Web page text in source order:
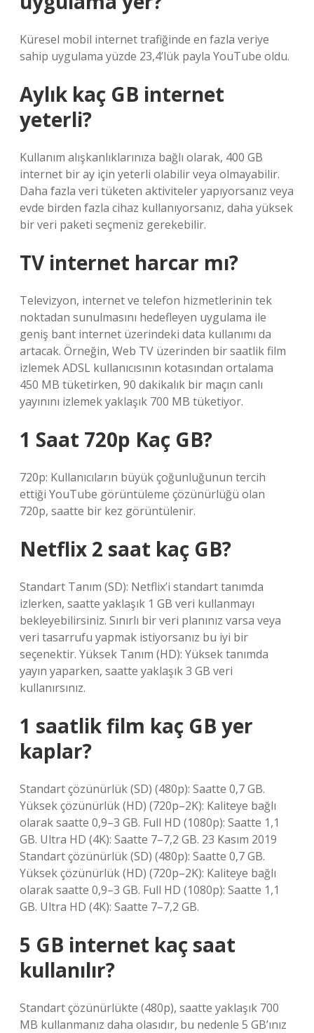
Küresel mobil internet trafiğinde en fazla veriye
sahip uygulama yüzde 23,4’lük payla YouTube oldu.
Aylık kaç GB internet
yeterli?
Kullanım alışkanlıklarınıza bağlı olarak, 400 GB
internet bir ay için yeterli olabilir veya olmayabilir.
Daha fazla veri tüketen aktiviteler yapıyorsanız veya
evde birden fazla cihaz kullanıyorsanız, daha yüksek
bir veri paketi seçmeniz gerekebilir.
TV internet harcar mı?
Televizyon, internet ve telefon hizmetlerinin tek
noktadan sunulmasını hedefleyen uygulama ile
geniş bant internet üzerindeki data kullanımı da
artacak. Örneğin, Web TV üzerinden bir saatlik film
izlemek ADSL kullanıcısının kotasından ortalama
450 MB tüketirken, 90 dakikalık bir maçın canlı
yayınını izlemek yaklaşık 700 MB tüketiyor.
1 Saat 720p Kaç GB?
720p: Kullanıcıların büyük çoğunluğunun tercih
ettiği YouTube görüntüleme çözünürlüğü olan
720p, saatte bir kez görüntülenir.
Netflix 2 saat kaç GB?
Standart Tanım (SD): Netflix’i standart tanımda
izlerken, saatte yaklaşık 1 GB veri kullanmayı
bekleyebilirsiniz. Sınırlı bir veri planınız varsa veya
veri tasarrufu yapmak istiyorsanız bu iyi bir
seçenektir. Yüksek Tanım (HD): Yüksek tanımda
yayın yaparken, saatte yaklaşık 3 GB veri
kullanırsınız.
1 saatlik film kaç GB yer
kaplar?
Standart çözünürlük (SD) (480p): Saatte 0,7 GB.
Yüksek çözünürlük (HD) (720p–2K): Kaliteye bağlı
olarak saatte 0,9–3 GB. Full HD (1080p): Saatte 1,1
GB. Ultra HD (4K): Saatte 7–7,2 GB. 23 Kasım 2019
Standart çözünürlük (SD) (480p): Saatte 0,7 GB.
Yüksek çözünürlük (HD) (720p–2K): Kaliteye bağlı
olarak saatte 0,9–3 GB. Full HD (1080p): Saatte 1,1
GB. Ultra HD (4K): Saatte 7–7,2 GB.
5 GB internet kaç saat
kullanılır?
Standart çözünürlükte (480p), saatte yaklaşık 700
MB kullanmanız daha olasıdır, bu nedenle 5 GB’ınız